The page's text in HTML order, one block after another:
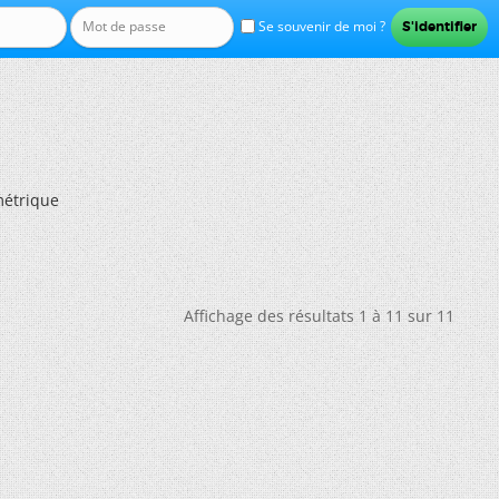
Se souvenir de moi ?
Affichage des résultats 1 à 11 sur 11